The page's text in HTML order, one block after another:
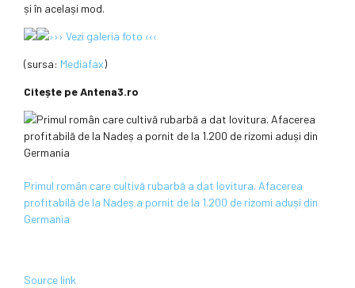
și în același mod.
››› Vezi galeria foto ‹‹‹
(sursa: Mediafax)
Citește pe Antena3.ro
Primul român care cultivă rubarbă a dat lovitura. Afacerea
profitabilă de la Nadeș a pornit de la 1.200 de rizomi aduși din
Germania
Source link